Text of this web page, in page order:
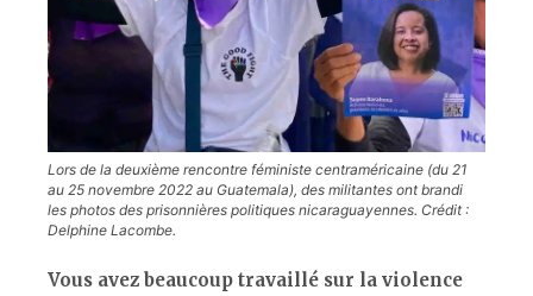
Lors de la deuxième rencontre féministe centraméricaine (du 21
au 25 novembre 2022 au Guatemala), des militantes ont brandi
les photos des prisonnières politiques nicaraguayennes. Crédit :
Delphine Lacombe.
Vous avez beaucoup travaillé sur la violence